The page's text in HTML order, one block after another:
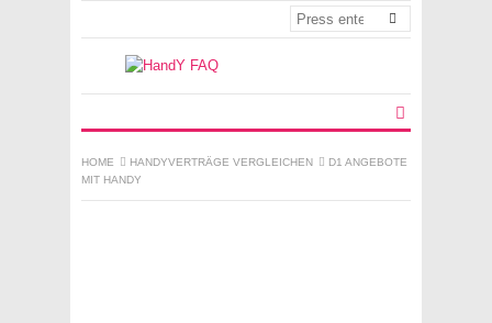
HOME HANDYVERTRÄGE VERGLEICHEN
D1 ANGEBOTE
MIT HANDY